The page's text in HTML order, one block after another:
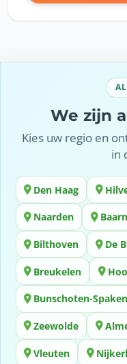
We zijn
Kies uw regio en
in
Den Haag
Naarden Baarn
Bilthoven De
Breukelen
Bunschoten-
Zeewolde
Vleuten